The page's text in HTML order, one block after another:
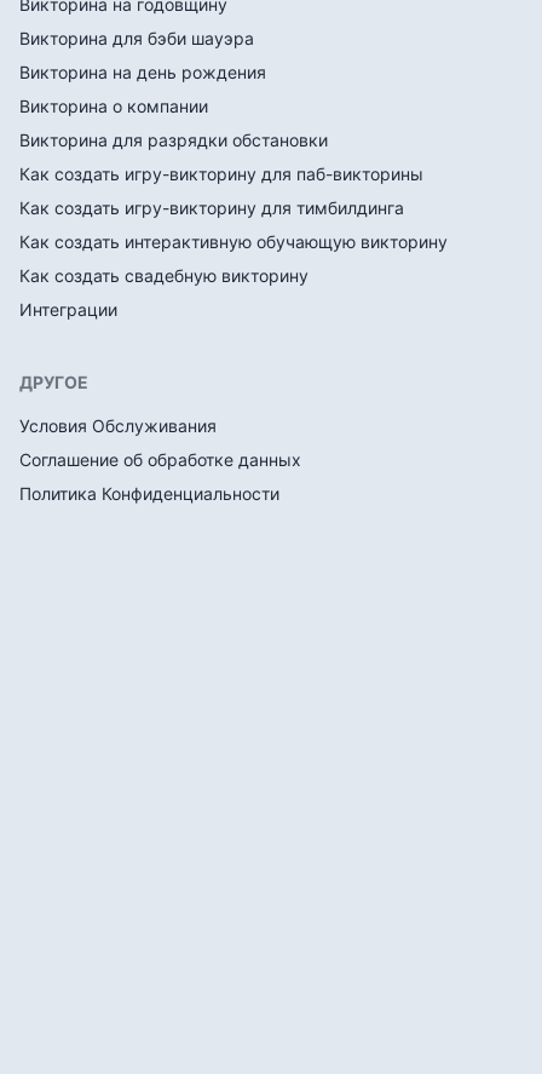
Викторина на годовщину
Викторина для бэби шауэра
Викторина на день рождения
Викторина о компании
Викторина для разрядки обстановки
Как создать игру-викторину для паб-викторины
Как создать игру-викторину для тимбилдинга
Как создать интерактивную обучающую викторину
Как создать свадебную викторину
Интеграции
ДРУГОЕ
Условия Обслуживания
Соглашение об обработке данных
Политика Конфиденциальности